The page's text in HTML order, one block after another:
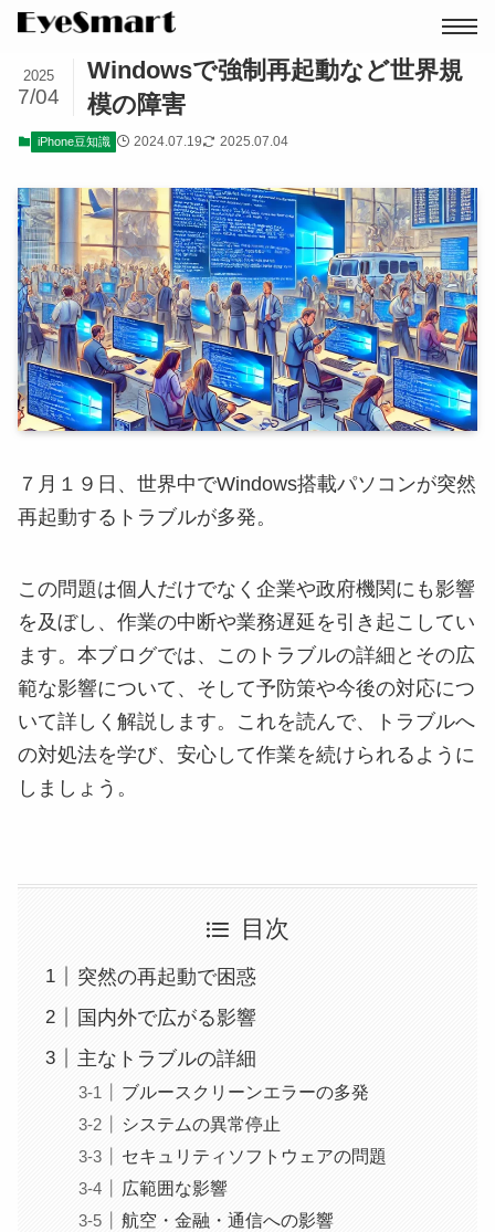
Windowsで強制再起動など世界規
模の障害
2025
7/04
iPhone豆知識 2024.07.19 2025.07.04
７月１９日、世界中でWindows搭載パソコンが突然
再起動するトラブルが多発。
この問題は個人だけでなく企業や政府機関にも影響
を及ぼし、作業の中断や業務遅延を引き起こしてい
ます。本ブログでは、このトラブルの詳細とその広
範な影響について、そして予防策や今後の対応につ
いて詳しく解説します。これを読んで、トラブルへ
の対処法を学び、安心して作業を続けられるように
しましょう。
目次
突然の再起動で困惑
国内外で広がる影響
主なトラブルの詳細
ブルースクリーンエラーの多発
システムの異常停止
セキュリティソフトウェアの問題
広範囲な影響
航空・金融・通信への影響